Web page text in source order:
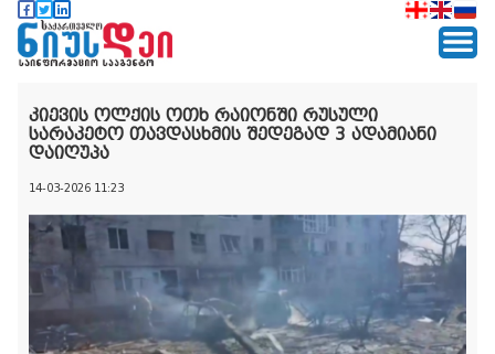
კიევის ოლქის ოთხ რაიონში რუსული
სარაკეტო თავდასხმის შედეგად 3 ადამიანი
დაიღუპა
14-03-2026 11:23